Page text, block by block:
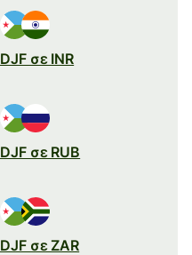
DJF σε INR
DJF σε RUB
DJF σε ZAR